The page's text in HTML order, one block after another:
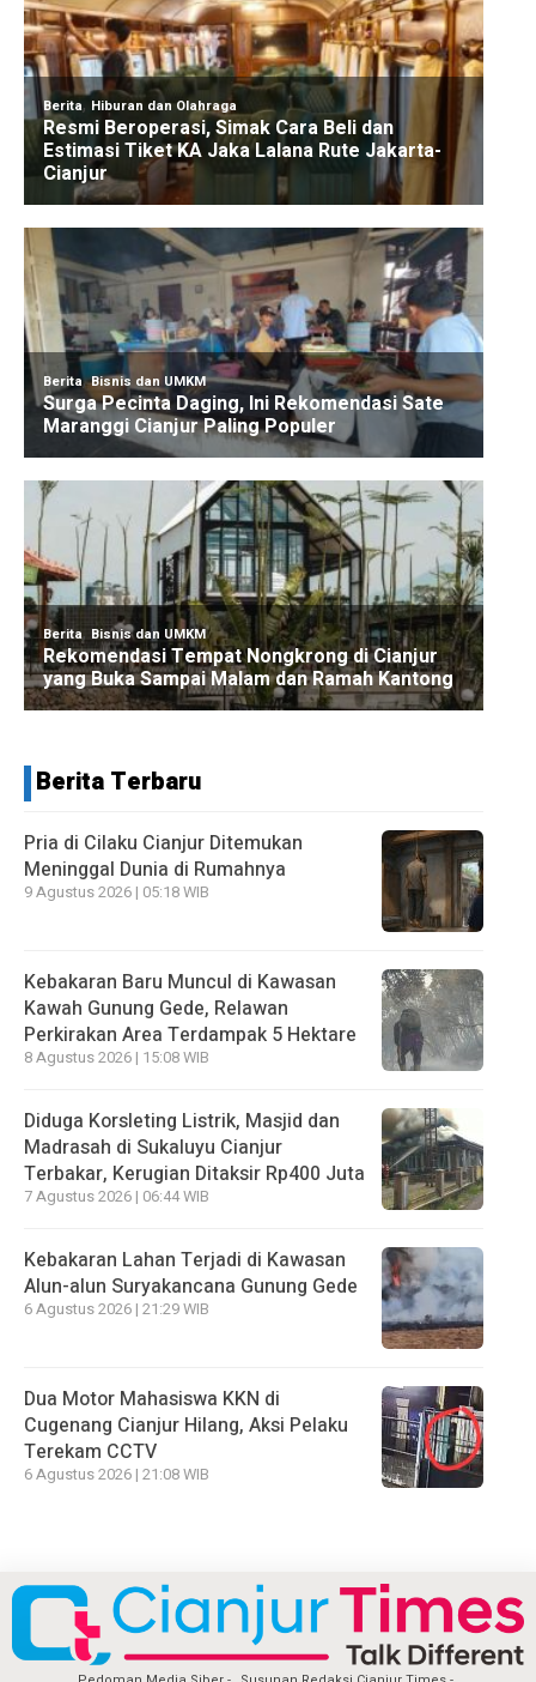
Berita Terbaru
Pria di Cilaku Cianjur Ditemukan
Meninggal Dunia di Rumahnya
9 Agustus 2026 | 05:18 WIB
Kebakaran Baru Muncul di Kawasan
Kawah Gunung Gede, Relawan
Perkirakan Area Terdampak 5 Hektare
8 Agustus 2026 | 15:08 WIB
Diduga Korsleting Listrik, Masjid dan
Madrasah di Sukaluyu Cianjur
Terbakar, Kerugian Ditaksir Rp400 Juta
7 Agustus 2026 | 06:44 WIB
Kebakaran Lahan Terjadi di Kawasan
Alun-alun Suryakancana Gunung Gede
6 Agustus 2026 | 21:29 WIB
Dua Motor Mahasiswa KKN di
Cugenang Cianjur Hilang, Aksi Pelaku
Terekam CCTV
6 Agustus 2026 | 21:08 WIB